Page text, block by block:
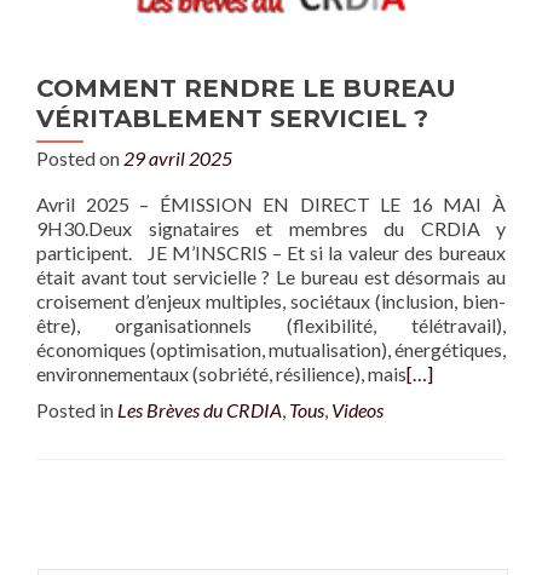
COMMENT RENDRE LE BUREAU
VÉRITABLEMENT SERVICIEL ?
Posted on 29 avril 2025
Avril 2025 – ÉMISSION EN DIRECT LE 16 MAI À
9H30.Deux signataires et membres du CRDIA y
participent. JE M’INSCRIS – Et si la valeur des bureaux
était avant tout servicielle ? Le bureau est désormais au
croisement d’enjeux multiples, sociétaux (inclusion, bien-
être), organisationnels (flexibilité, télétravail),
économiques (optimisation, mutualisation), énergétiques,
environnementaux (sobriété, résilience), mais[…]
Posted in Les Brèves du CRDIA, Tous, Videos